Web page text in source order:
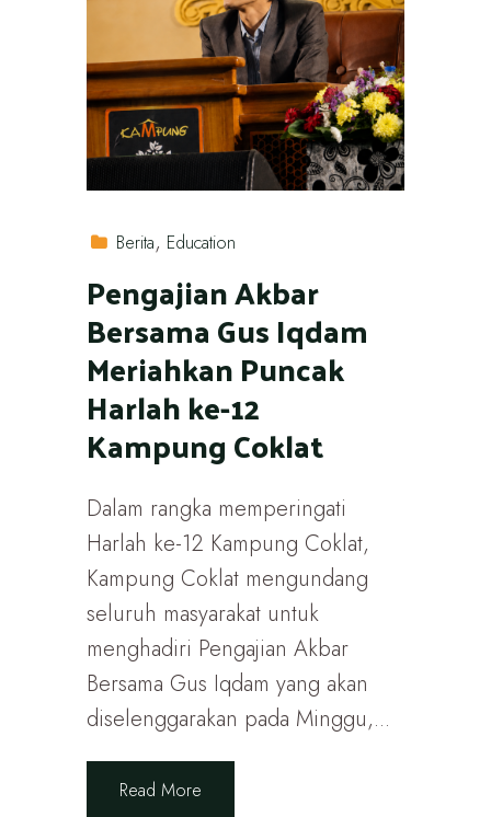
Berita Education
Pengajian Akbar
Bersama Gus Iqdam
Meriahkan Puncak
Harlah ke-12
Kampung Coklat
Dalam rangka memperingati
Harlah ke-12 Kampung Coklat,
Kampung Coklat mengundang
seluruh masyarakat untuk
menghadiri Pengajian Akbar
Bersama Gus Iqdam yang akan
diselenggarakan pada Minggu,...
Read More